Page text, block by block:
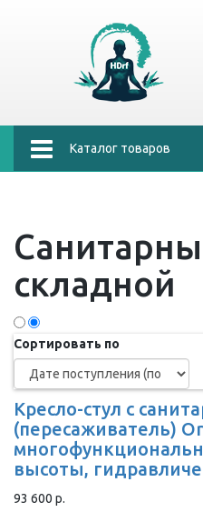
Каталог товаров
складной
Сортировать по
Кресло-стул с
(пересаживатель)
высоты,
93 600 р.